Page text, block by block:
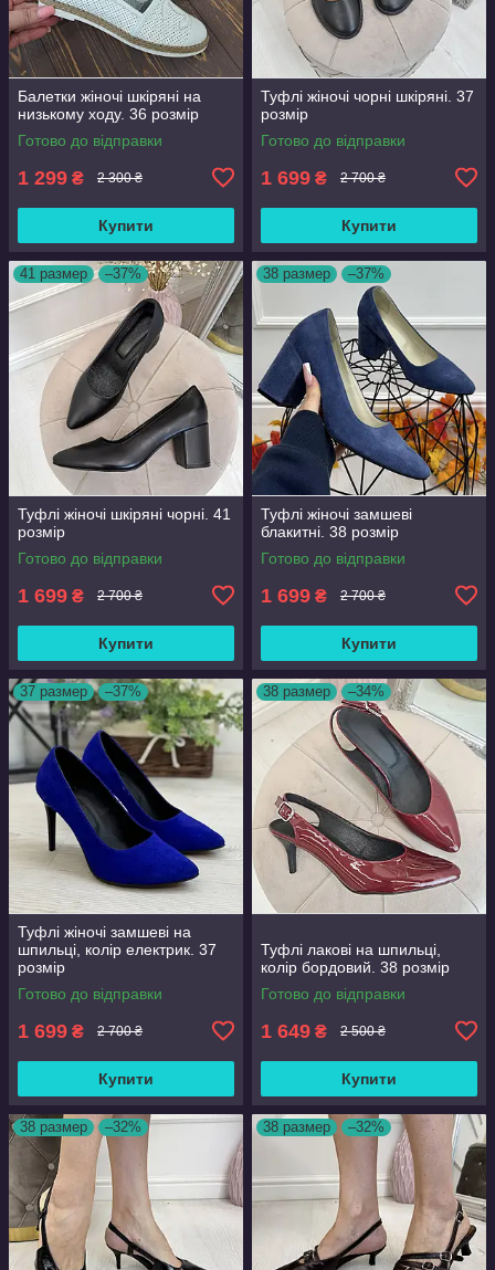
Балетки жіночі шкіряні на
низькому ходу. 36 розмір
Готово до відправки
1 299 ₴ 2 300 ₴
Купити
Туфлі жіночі чорні шкіряні. 37
розмір
Готово до відправки
1 699 ₴ 2 700 ₴
Купити
41 размер –37%
Туфлі жіночі шкіряні чорні. 41
розмір
Готово до відправки
1 699 ₴ 2 700 ₴
Купити
38 размер –37%
Туфлі жіночі замшеві
блакитні. 38 розмір
Готово до відправки
1 699 ₴ 2 700 ₴
Купити
37 размер –37%
Туфлі жіночі замшеві на
шпильці, колір електрик. 37
розмір
Готово до відправки
1 699 ₴ 2 700 ₴
Купити
38 размер –34%
Туфлі лакові на шпильці,
колір бордовий. 38 розмір
Готово до відправки
1 649 ₴ 2 500 ₴
Купити
38 размер –32% 38 размер –32%